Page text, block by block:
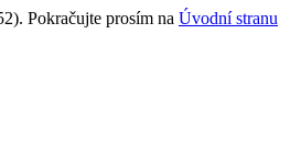
Pokračujte prosím na Úvodní stranu